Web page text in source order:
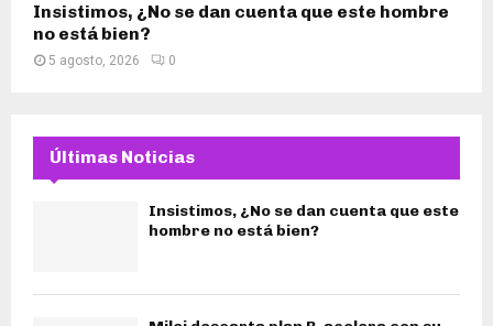
Insistimos, ¿No se dan cuenta que este hombre
no está bien?
5 agosto, 2026 0
Últimas Noticias
Insistimos, ¿No se dan cuenta que este
hombre no está bien?